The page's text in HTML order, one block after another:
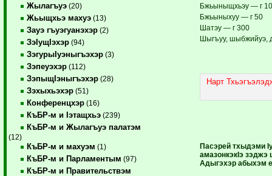
Жылагъуэ (20)
Жьыщхьэ махуэ (13)
Зауэ гъуэгуанэхэр (2)
ЗэIущIэхэр (94)
ЗэгурыIуэныгъэхэр (3)
Зэпеуэхэр (112)
ЗэпыщIэныгъэхэр (28)
Зэхыхьэхэр (51)
Конференцхэр (16)
КъБР-м и Iэтащхьэ (239)
КъБР-м и Жылагъуэ палатэм
(12)
КъБР-м и махуэм (1)
КъБР-м и Парламентым (97)
КъБР-м и Правительствэм
Бжьыныщхьэу — г
Бжьыныхуу — г 50
Шатэу — г 300
Шыгъуу, шыбжийуэ,
Нарт
Пасэрей тхыдэми
амазонкэкIэ
Адыгэхэр абыхэм